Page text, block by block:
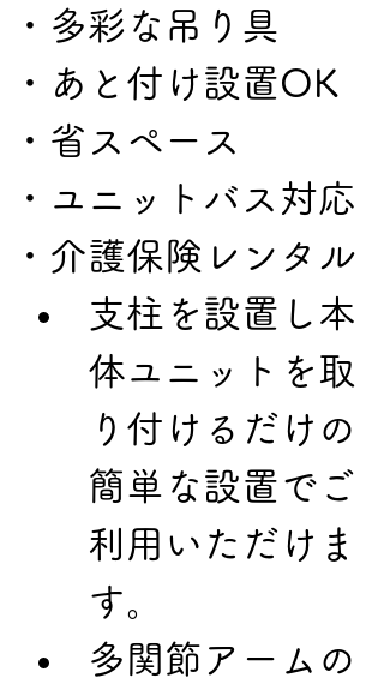
・多彩な吊り具
・あと付け設置OK
・省スペース
・ユニットバス対応
・介護保険レンタル
支柱を設置し本
体ユニットを取
り付けるだけの
簡単な設置でご
利用いただけま
す。
多関節アームの